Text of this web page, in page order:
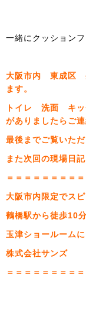
一緒にクッション
大阪市内 東成区
ます。
トイレ 洗面 キッ
がありましたらご連
最後までご覧いた
また次回の現場日
＝＝＝＝＝＝＝＝
大阪市内限定でスピ
鶴橋駅から徒歩10
玉津ショールーム
株式会社サンズ
＝＝＝＝＝＝＝＝